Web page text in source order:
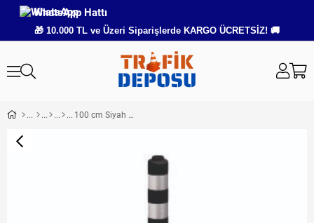
WhatsApp Hattı
🎁 10.000 TL ve Üzeri Siparişlerde KARGO ÜCRETSİZ! 🚚
100 cm Siyah Ekonomik Esnek Delinatör – Plastik Şerit Ayırıcı Duba